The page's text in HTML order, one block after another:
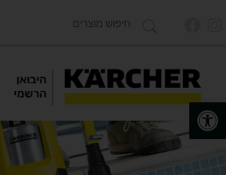
פתח סרגל נגישות